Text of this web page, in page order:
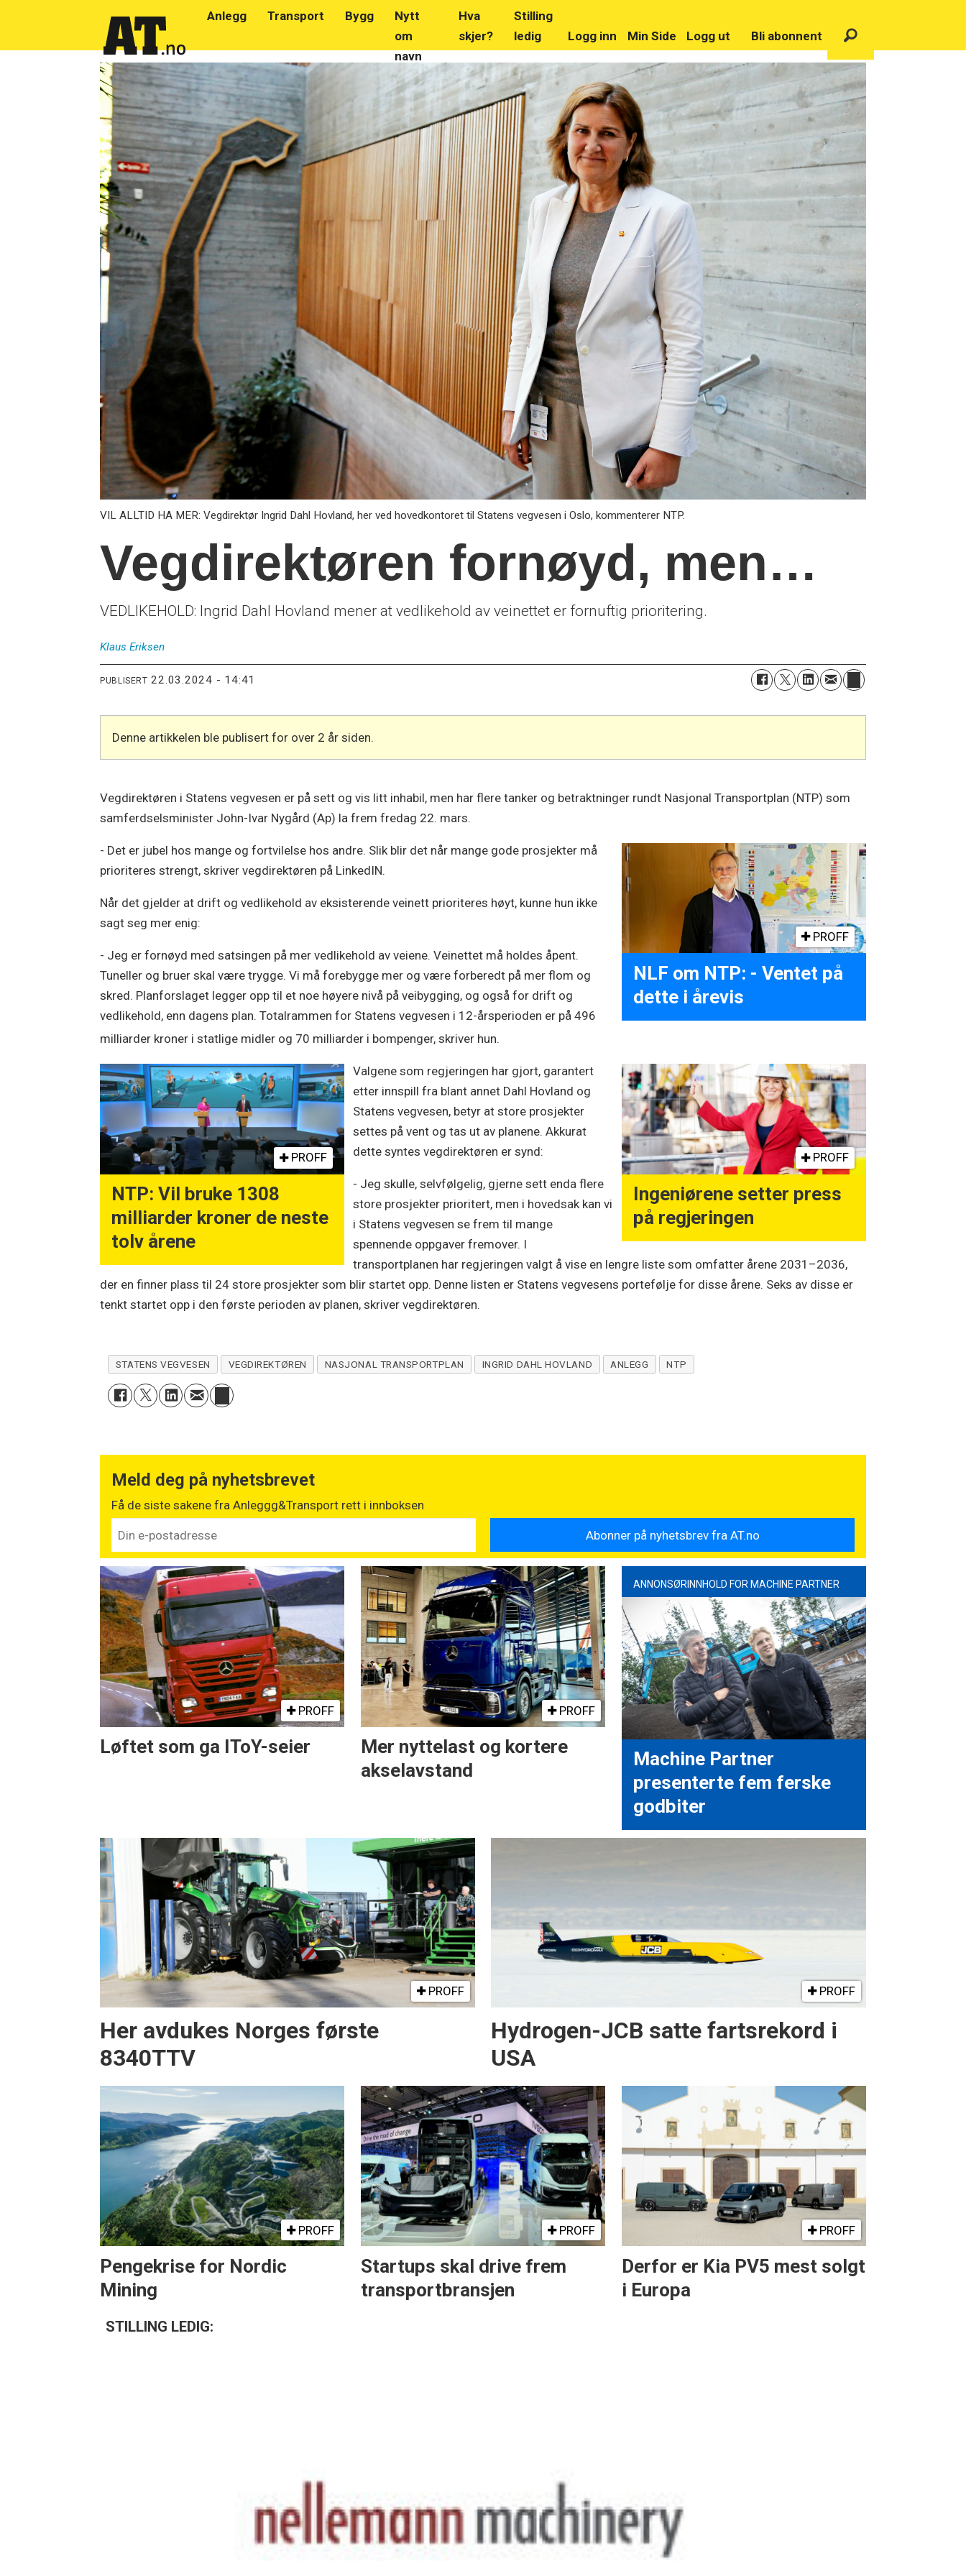
Anlegg Transport Bygg
Nytt
om
navn
Hva
skjer?
Stilling
ledig
Logg inn Min Side Logg ut Bli abonnent
VIL ALLTID HA MER: Vegdirektør Ingrid Dahl Hovland, her ved hovedkontoret til Statens vegvesen i Oslo, kommenterer NTP.
Vegdirektøren fornøyd, men…
VEDLIKEHOLD: Ingrid Dahl Hovland mener at vedlikehold av veinettet er fornuftig prioritering.
Klaus Eriksen
PUBLISERT 22.03.2024 - 14:41
Denne artikkelen ble publisert for over 2 år siden.
Vegdirektøren i Statens vegvesen er på sett og vis litt inhabil, men har flere tanker og betraktninger rundt Nasjonal Transportplan (NTP) som
samferdselsminister John-Ivar Nygård (Ap) la frem fredag 22. mars.
PROFF
NLF om NTP: - Ventet på
dette i årevis
- Det er jubel hos mange og fortvilelse hos andre. Slik blir det når mange gode prosjekter må
prioriteres strengt, skriver vegdirektøren på LinkedIN.
Når det gjelder at drift og vedlikehold av eksisterende veinett prioriteres høyt, kunne hun ikke
sagt seg mer enig:
- Jeg er fornøyd med satsingen på mer vedlikehold av veiene. Veinettet må holdes åpent.
Tuneller og bruer skal være trygge. Vi må forebygge mer og være forberedt på mer flom og
skred. Planforslaget legger opp til et noe høyere nivå på veibygging, og også for drift og
vedlikehold, enn dagens plan. Totalrammen for Statens vegvesen i 12-årsperioden er på 496
milliarder kroner i statlige midler og 70 milliarder i bompenger, skriver hun.
PROFF
NTP: Vil bruke 1308
milliarder kroner de neste
tolv årene
PROFF
Ingeniørene setter press
på regjeringen
Valgene som regjeringen har gjort, garantert
etter innspill fra blant annet Dahl Hovland og
Statens vegvesen, betyr at store prosjekter
settes på vent og tas ut av planene. Akkurat
dette syntes vegdirektøren er synd:
- Jeg skulle, selvfølgelig, gjerne sett enda flere
store prosjekter prioritert, men i hovedsak kan vi
i Statens vegvesen se frem til mange
spennende oppgaver fremover. I
transportplanen har regjeringen valgt å vise en lengre liste som omfatter årene 2031–2036,
der en finner plass til 24 store prosjekter som blir startet opp. Denne listen er Statens vegvesens portefølje for disse årene. Seks av disse er
tenkt startet opp i den første perioden av planen, skriver vegdirektøren.
STATENS VEGVESEN VEGDIREKTØREN NASJONAL TRANSPORTPLAN INGRID DAHL HOVLAND ANLEGG NTP
Meld deg på nyhetsbrevet
Få de siste sakene fra Anleggg&Transport rett i innboksen
PROFF
Løftet som ga IToY-seier
PROFF
Mer nyttelast og kortere
akselavstand
ANNONSØRINNHOLD FOR MACHINE PARTNER
Machine Partner
presenterte fem ferske
godbiter
PROFF
Her avdukes Norges første
8340TTV
PROFF
Hydrogen-JCB satte fartsrekord i
USA
PROFF
Pengekrise for Nordic
Mining
PROFF
Startups skal drive frem
transportbransjen
PROFF
Derfor er Kia PV5 mest solgt
i Europa
STILLING LEDIG: